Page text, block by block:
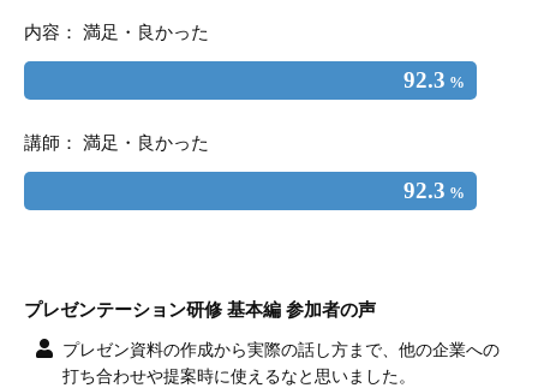
内容： 満足・良かった
92.3 %
講師： 満足・良かった
92.3 %
プレゼンテーション研修 基本編 参加者の声
プレゼン資料の作成から実際の話し方まで、他の企業への
打ち合わせや提案時に使えるなと思いました。